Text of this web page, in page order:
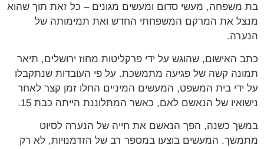
בת משפחה, מעשי סדום ומעשים מגונים – כל זאת תוך שהוא
מנצל את המרקם המשפחתי החדש ואת תמימותה של
הנערה.
כתב האישום, שהוגש על ידי פרקליטות מחוז ירושלים, תיאר
תמונה קשה של פגיעה מתמשכת. על פי העובדות שנתקבלו
על ידי בית המשפט, המעשים המיניים החלו זמן קצר לאחר
נישואיו של הנאשם לאם, כאשר המתלוננת הייתה כבת 15.
במשך כשנה, הפך הנאשם את חייה של הנערה לסיוט
מתמשך. המעשים בוצעו במספר רב של הזדמנויות, לא רק